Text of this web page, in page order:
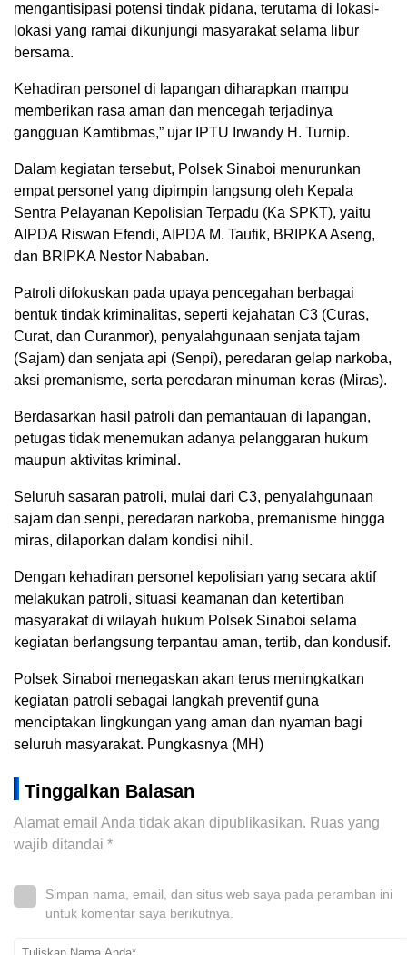
mengantisipasi potensi tindak pidana, terutama di lokasi-
lokasi yang ramai dikunjungi masyarakat selama libur
bersama.
Kehadiran personel di lapangan diharapkan mampu
memberikan rasa aman dan mencegah terjadinya
gangguan Kamtibmas,” ujar IPTU Irwandy H. Turnip.
Dalam kegiatan tersebut, Polsek Sinaboi menurunkan
empat personel yang dipimpin langsung oleh Kepala
Sentra Pelayanan Kepolisian Terpadu (Ka SPKT), yaitu
AIPDA Riswan Efendi, AIPDA M. Taufik, BRIPKA Aseng,
dan BRIPKA Nestor Nababan.
Patroli difokuskan pada upaya pencegahan berbagai
bentuk tindak kriminalitas, seperti kejahatan C3 (Curas,
Curat, dan Curanmor), penyalahgunaan senjata tajam
(Sajam) dan senjata api (Senpi), peredaran gelap narkoba,
aksi premanisme, serta peredaran minuman keras (Miras).
Berdasarkan hasil patroli dan pemantauan di lapangan,
petugas tidak menemukan adanya pelanggaran hukum
maupun aktivitas kriminal.
Seluruh sasaran patroli, mulai dari C3, penyalahgunaan
sajam dan senpi, peredaran narkoba, premanisme hingga
miras, dilaporkan dalam kondisi nihil.
Dengan kehadiran personel kepolisian yang secara aktif
melakukan patroli, situasi keamanan dan ketertiban
masyarakat di wilayah hukum Polsek Sinaboi selama
kegiatan berlangsung terpantau aman, tertib, dan kondusif.
Polsek Sinaboi menegaskan akan terus meningkatkan
kegiatan patroli sebagai langkah preventif guna
menciptakan lingkungan yang aman dan nyaman bagi
seluruh masyarakat. Pungkasnya (MH)
Tinggalkan Balasan
Alamat email Anda tidak akan dipublikasikan. Ruas yang
wajib ditandai *
Simpan nama, email, dan situs web saya pada peramban ini
untuk komentar saya berikutnya.